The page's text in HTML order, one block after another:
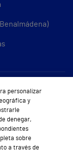
personalizar
y
denegar,
sobre
a través de